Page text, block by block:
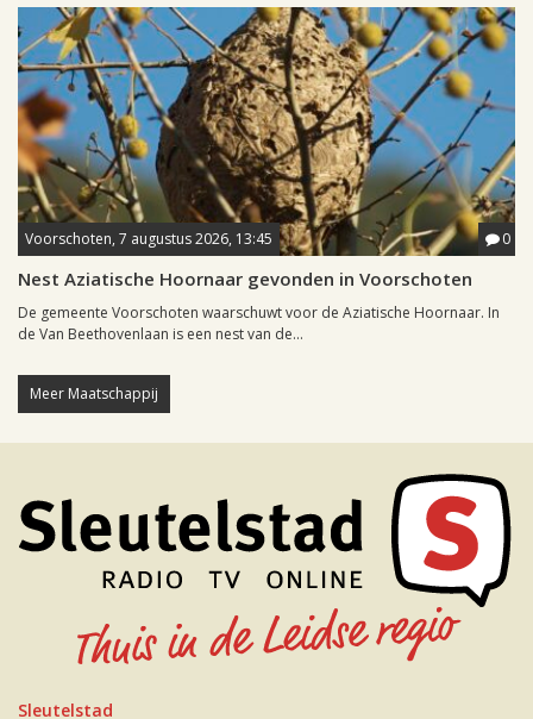
Voorschoten, 7 augustus 2026, 13:45 0
Nest Aziatische Hoornaar gevonden in Voorschoten
De gemeente Voorschoten waarschuwt voor de Aziatische Hoornaar. In
de Van Beethovenlaan is een nest van de...
Meer Maatschappij
Sleutelstad